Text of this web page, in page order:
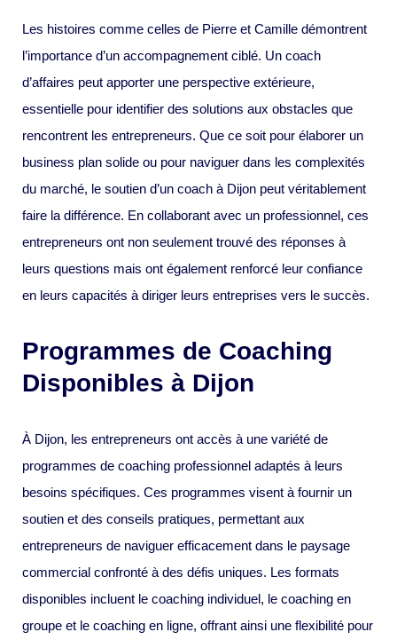
Les histoires comme celles de Pierre et Camille démontrent
l’importance d’un accompagnement ciblé. Un coach
d’affaires peut apporter une perspective extérieure,
essentielle pour identifier des solutions aux obstacles que
rencontrent les entrepreneurs. Que ce soit pour élaborer un
business plan solide ou pour naviguer dans les complexités
du marché, le soutien d’un coach à Dijon peut véritablement
faire la différence. En collaborant avec un professionnel, ces
entrepreneurs ont non seulement trouvé des réponses à
leurs questions mais ont également renforcé leur confiance
en leurs capacités à diriger leurs entreprises vers le succès.
Programmes de Coaching
Disponibles à Dijon
À Dijon, les entrepreneurs ont accès à une variété de
programmes de coaching professionnel adaptés à leurs
besoins spécifiques. Ces programmes visent à fournir un
soutien et des conseils pratiques, permettant aux
entrepreneurs de naviguer efficacement dans le paysage
commercial confronté à des défis uniques. Les formats
disponibles incluent le coaching individuel, le coaching en
groupe et le coaching en ligne, offrant ainsi une flexibilité pour